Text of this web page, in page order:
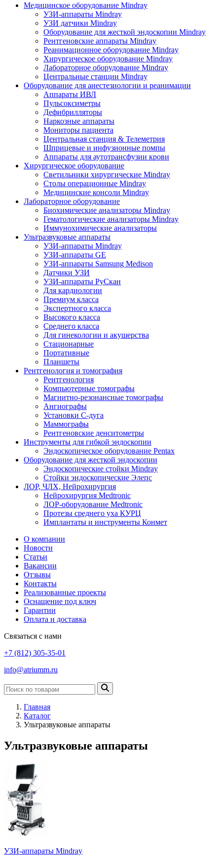
Медицинское оборудование Mindray
УЗИ-аппараты Mindray
УЗИ датчики Mindray
Оборудование для жесткой эндоскопии Mindray
Рентгеновские аппараты Mindray
Реанимационное оборудование Mindray
Хирургическое оборудование Mindray
Лабораторное оборудование Mindray
Центральные станции Mindray
Оборудование для анестезиологии и реанимации
Аппараты ИВЛ
Пульсоксиметры
Дефибрилляторы
Наркозные аппараты
Мониторы пациента
Центральная станция & Телеметрия
Шприцевые и инфузионные помпы
Аппараты для аутотрансфузии крови
Хирургическое оборудование
Светильники хирургические Mindray
Столы операционные Mindray
Медицинские консоли Mindray
Лабораторное оборудование
Биохимические анализаторы Mindray
Гематологические анализаторы Mindray
Иммунохимические анализаторы
Ультразвуковые аппараты
УЗИ-аппараты Mindray
УЗИ-аппараты GE
УЗИ-аппараты Samsung Medison
Датчики УЗИ
УЗИ-аппараты РуСкан
Для кардиологии
Премиум класса
Экспертного класса
Высокого класса
Среднего класса
Для гинекологии и акушерства
Стационарные
Портативные
Планшеты
Рентгенология и томография
Рентгенология
Компьютерные томографы
Магнитно-резонансные томографы
Ангиографы
Установки С-дуга
Маммографы
Рентгеновские денситометры
Инструменты для гибкой эндоскопии
Эндоскопическое оборудование Pentax
Оборудование для жесткой эндоскопии
Эндоскопические стойки Mindray
Стойки эндоскопические Элепс
ЛОР, ЧЛХ, Нейрохирургия
Нейрохирургия Medtronic
ЛОР-оборудование Medtronic
Протезы среднего уха КУРЦ
Имплантаты и инструменты Конмет
О компании
Новости
Статьи
Вакансии
Отзывы
Контакты
Реализованные проекты
Оснащение под ключ
Гарантии
Оплата и доставка
Связаться с нами
+7 (812) 305-35-01
info@atriumm.ru
Главная
Каталог
Ультразвуковые аппараты
Ультразвуковые аппараты
УЗИ-аппараты Mindray